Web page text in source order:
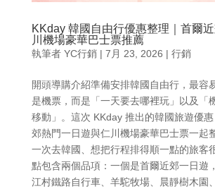
KKday 韓國自由行優惠整理｜首爾
川機場豪華巴士票推薦
執筆者 YC行銷| 7月 23, 2026 | 行銷
開頭導購介紹準備安排韓國自由行，最容
是機票，而是「一天要去哪裡玩」以及「
移動」。這次 KKday 推出的韓國旅遊優
郊熱門一日遊與仁川機場豪華巴士票一起
一次去韓國、想把行程排得順一點的旅客
點包含兩個品項：一個是首爾近郊一日遊
江村鐵路自行車、羊駝牧場、晨靜樹木園